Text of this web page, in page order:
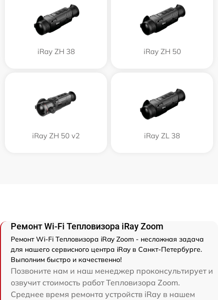
iRay ZH 38 iRay ZH 50
iRay ZH 50 v2 iRay ZL 38
Ремонт Wi-Fi Тепловизора iRay Zoom
Ремонт Wi-Fi Тепловизора iRay Zoom - несложная задача
для нашего сервисного центра iRay в Санкт-Петербурге.
Выполним быстро и качественно!
Позвоните нам и наш менеджер проконсультирует и
озвучит стоимость работ Тепловизора Zoom.
Среднее время ремонта устройств iRay в нашем